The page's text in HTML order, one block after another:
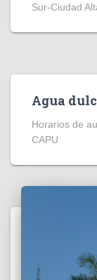
Sur-Ciudad
Agua
Horarios de
CAPU